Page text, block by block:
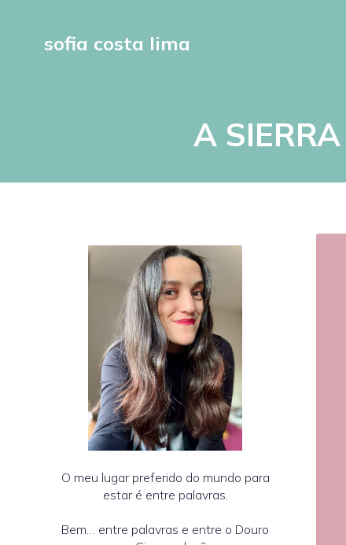
sofia costa lima
A
O meu lugar preferido do mundo para
estar é entre palavras.
Bem… entre palavras e entre o Douro